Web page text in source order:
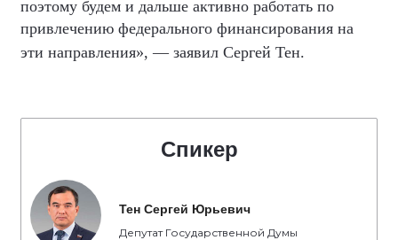
поэтому будем и дальше активно работать по
привлечению федерального финансирования на
эти направления»,—заявил Сергей Тен.
Спикер
Тен Сергей Юрьевич
Депутат Государственной Думы